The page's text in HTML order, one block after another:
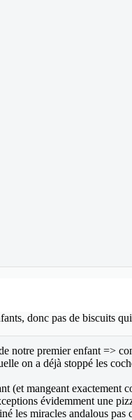
donc pas de biscuits
notre premier enfant =>
on a déjà stoppé les
(et mangeant
évidemment une
les miracles andalous